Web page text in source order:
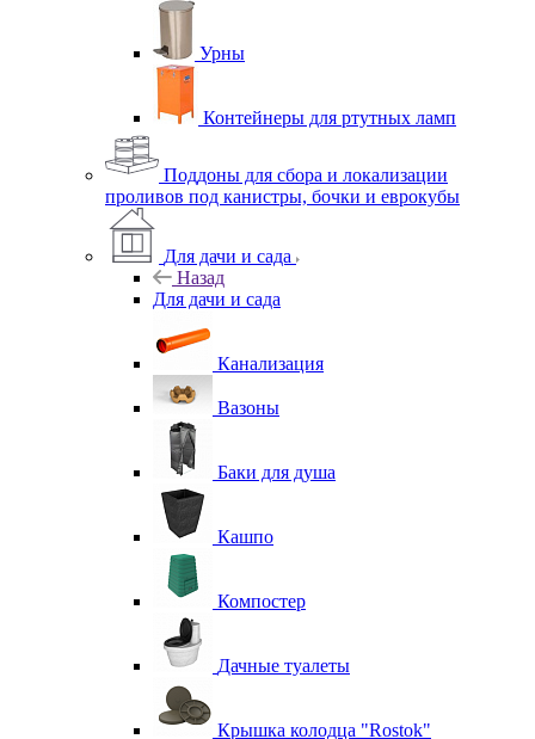
Урны
Контейнеры для ртутных ламп
Поддоны для сбора и локализации
проливов под канистры, бочки и еврокубы
Для дачи и сада
Назад
Для дачи и сада
Канализация
Вазоны
Баки для душа
Кашпо
Компостер
Дачные туалеты
Крышка колодца "Rostok"